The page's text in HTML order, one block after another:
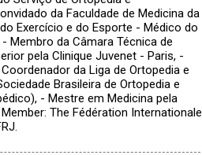
da Faculdade de Medicina da
Exercício e do Esporte - Médico do
Membro da Câmara Técnica de
pela Clinique Juvenet - Paris, -
da Liga de Ortopedia e
Brasileira de Ortopedia e
- Mestre em Medicina pela
The Fédération Internationale